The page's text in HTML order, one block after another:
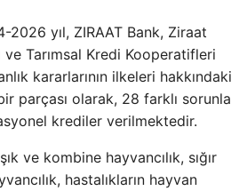
2026 yıl, ZIRAAT Bank, Ziraat
ve Tarımsal Kredi Kooperatifleri
kararlarının ilkeleri hakkındaki
bir parçası olarak, 28 farklı sorunla
krediler verilmektedir.
ve kombine hayvancılık, sığır
hastalıkların hayvan